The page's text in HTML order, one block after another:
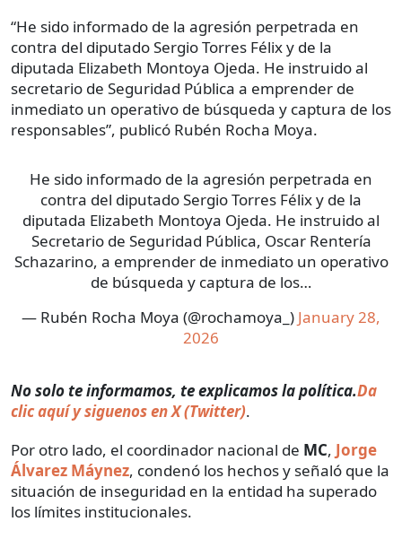
“He sido informado de la agresión perpetrada en
contra del diputado Sergio Torres Félix y de la
diputada Elizabeth Montoya Ojeda. He instruido al
secretario de Seguridad Pública a emprender de
inmediato un operativo de búsqueda y captura de los
responsables”, publicó Rubén Rocha Moya.
He sido informado de la agresión perpetrada en
contra del diputado Sergio Torres Félix y de la
diputada Elizabeth Montoya Ojeda. He instruido al
Secretario de Seguridad Pública, Oscar Rentería
Schazarino, a emprender de inmediato un operativo
de búsqueda y captura de los…
— Rubén Rocha Moya (@rochamoya_) January 28,
2026
No solo te informamos, te explicamos la política.Da
clic aquí y siguenos en X (Twitter).
Por otro lado, el coordinador nacional de MC, Jorge
Álvarez Máynez, condenó los hechos y señaló que la
situación de inseguridad en la entidad ha superado
los límites institucionales.